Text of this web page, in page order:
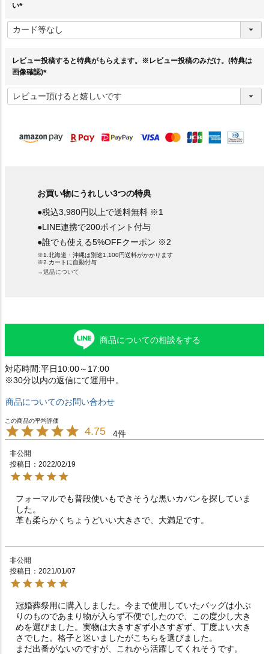
い
必
須
レビュー投稿すると特典がもらえます。※レビュー投稿のみだけ。(特典は
画像確認)
必
須
お買い物にうれしい3つの特典
●税込3,980円以上で送料無料 ※1
●LINE連携で200ポイント付与
●誰でも使える5%OFFクーポン ※2
※1.北海道・沖縄は別途1,100円送料がかかります
※2.カートに自動付与
→返品について
商品についての相談をする
対応時間:平日10:00～17:00
※30分以内の返信にて運用中。
商品についてのお問い合わせ
4.75 4
非公開
投稿日
2022/02/19
フォーマルでも普段使いもできそうな黒いカバンを探していま
した。
革も柔らかくちょうどいい大きさで、大満足です。
非公開
投稿日
2021/01/07
冠婚葬祭用に購入しました。今まで使用していたバッグは小ぶ
りのものであまり物が入らず不便でしたので、この度少し大き
めを選びました。実物は大きすぎず小さすぎず、丁度よい大き
さでした。格子と迷いましたがこちらを選びました。
まだ出番がないのですが、これから活躍してくれそうです。